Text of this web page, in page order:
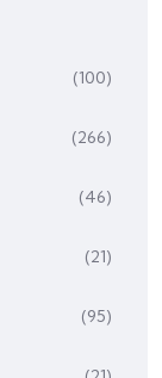
(100)
(266)
(46)
(21)
(95)